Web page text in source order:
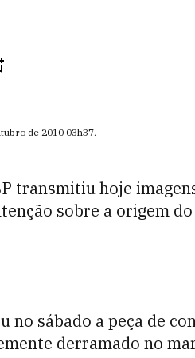
de 2010 03h37.
transmitiu hoje
sobre a origem
no sábado a peça de
derramado no